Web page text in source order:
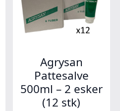
Agrysan
Pattesalve
500ml – 2 esker
(12 stk)